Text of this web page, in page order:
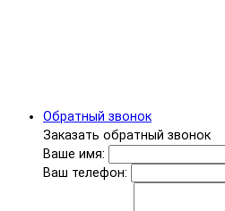
Обратный звонок
Заказать обратный звонок
Ваше имя:
Ваш телефон: